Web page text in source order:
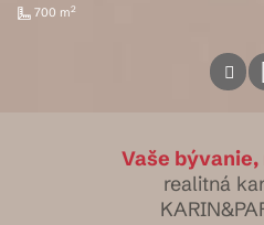
700 m2
Vaše bývanie,
realitná